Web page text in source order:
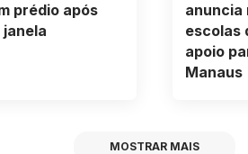
prédio após
anuncia
escolas
apoio
Manaus
MOSTRAR MAIS